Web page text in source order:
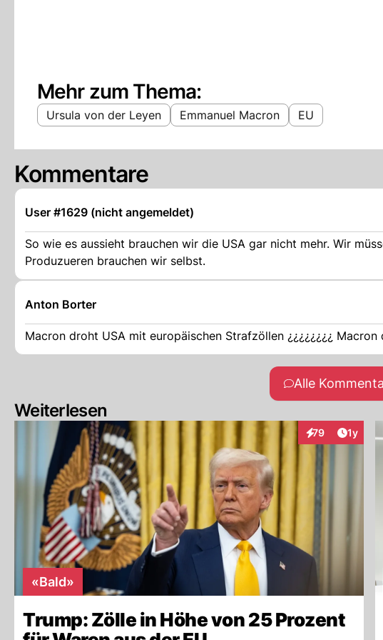
Mehr zum Thema:
Ursula von der Leyen Emmanuel Macron EU
Kommentare
User #1629 (nicht angemeldet)
So wie es aussieht brauchen wir die USA gar nicht mehr. Wir
Produzueren brauchen wir selbst.
Anton Borter
Macron droht
Alle
Weiterlesen
79
InteraktionenArtikel
1y
«Bald»
Trump: Zölle in Höhe von 25 Prozent